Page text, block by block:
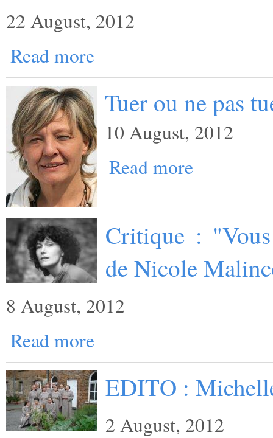
22 August, 2012
Read more
Tuer ou ne pas
10 August, 2012
Read more
Critique :
de Nicole
8 August, 2012
Read more
EDITO :
2 August, 2012